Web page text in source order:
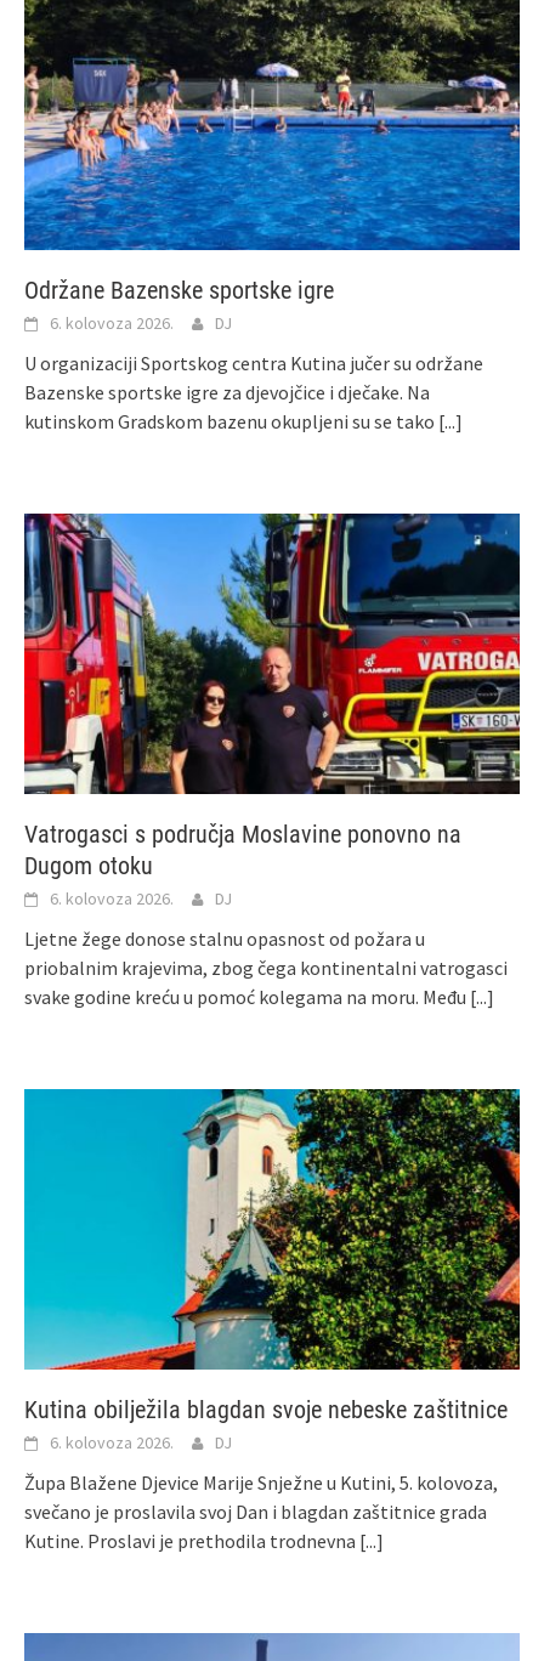
Održane Bazenske sportske igre
6. kolovoza 2026. DJ
U organizaciji Sportskog centra Kutina jučer su održane
Bazenske sportske igre za djevojčice i dječake. Na
kutinskom Gradskom bazenu okupljeni su se tako [...]
Vatrogasci s područja Moslavine ponovno na
Dugom otoku
6. kolovoza 2026. DJ
Ljetne žege donose stalnu opasnost od požara u
priobalnim krajevima, zbog čega kontinentalni vatrogasci
svake godine kreću u pomoć kolegama na moru. Među [...]
Kutina obilježila blagdan svoje nebeske zaštitnice
6. kolovoza 2026. DJ
Župa Blažene Djevice Marije Snježne u Kutini, 5. kolovoza,
svečano je proslavila svoj Dan i blagdan zaštitnice grada
Kutine. Proslavi je prethodila trodnevna [...]